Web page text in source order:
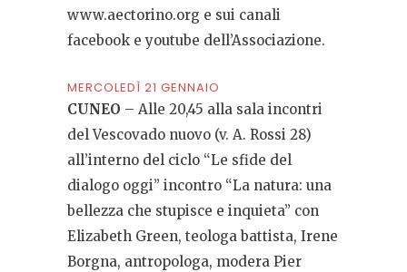
www.aectorino.org e sui canali
facebook e youtube dell’Associazione.
MERCOLEDÌ 21 GENNAIO
CUNEO – Alle 20,45 alla sala incontri
del Vescovado nuovo (v. A. Rossi 28)
all’interno del ciclo “Le sfide del
dialogo oggi” incontro “La natura: una
bellezza che stupisce e inquieta” con
Elizabeth Green, teologa battista, Irene
Borgna, antropologa, modera Pier